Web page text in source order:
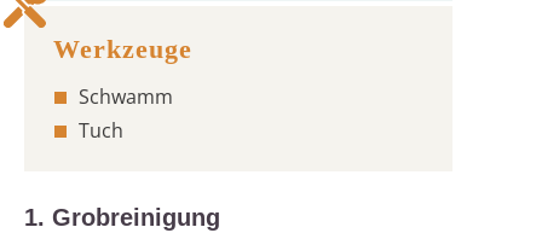
Schwamm
Tuch
1. Grobreinigung